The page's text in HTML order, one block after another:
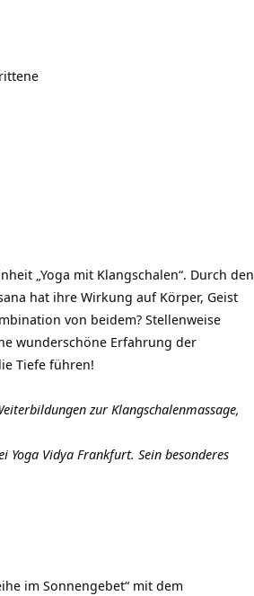
„Yoga mit Klangschalen“. Durch den
hat ihre Wirkung auf Körper, Geist
von beidem? Stellenweise
wunderschöne Erfahrung der
Tiefe führen!
zur Klangschalenmassage,
Yoga Vidya Frankfurt. Sein besonderes
im Sonnengebet“ mit dem